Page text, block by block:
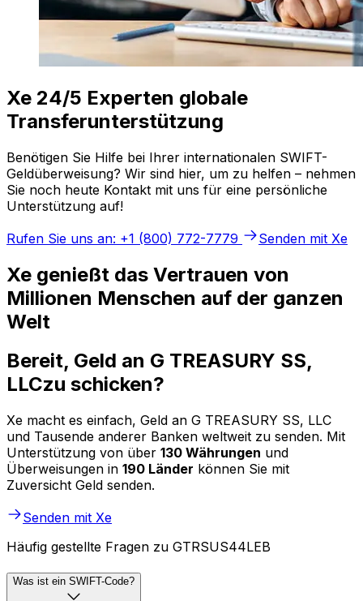
Xe 24/5 Experten globale
Transferunterstützung
Benötigen Sie Hilfe bei Ihrer internationalen SWIFT-
Geldüberweisung? Wir sind hier, um zu helfen – nehmen
Sie noch heute Kontakt mit uns für eine persönliche
Unterstützung auf!
Rufen Sie uns an: +1 (800) 772-7779
Senden mit Xe
Xe genießt das Vertrauen von
Millionen Menschen auf der ganzen
Welt
Bereit, Geld an G TREASURY SS,
LLCzu schicken?
Xe macht es einfach, Geld an G TREASURY SS, LLC
und Tausende anderer Banken weltweit zu senden. Mit
Unterstützung von über 130 Währungen und
Überweisungen in 190 Länder können Sie mit
Zuversicht Geld senden.
Senden mit Xe
Häufig gestellte Fragen zu GTRSUS44LEB
Was ist ein SWIFT-Code?